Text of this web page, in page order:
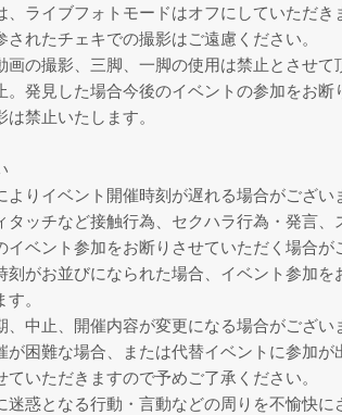
、ライブフォトモードはオフにしていただき
されたチェキでの撮影はご遠慮ください。
画の撮影、三脚、一脚の使用は禁止とさせて
。発見した場合今後のイベントの参加をお断
は禁止いたします。
よりイベント開催時刻が遅れる場合がござい
タッチなど接触行為、セクハラ行為・発言
イベント参加をお断りさせていただく場合が
刻がお並びになられた場合、イベント参加
。
、中止、開催内容が変更になる場合がござい
が困難な場合、または代替イベントに参加
いただきますので予めご了承ください。
迷惑となる行動・言動などの周りを不愉快